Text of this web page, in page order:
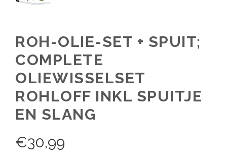
ROH-OLIE-SET + SPUIT;
COMPLETE
OLIEWISSELSET
ROHLOFF INKL SPUITJE
EN SLANG
€30,99